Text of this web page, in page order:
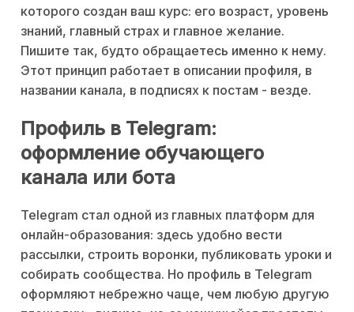
которого создан ваш курс: его возраст, уровень
знаний, главный страх и главное желание.
Пишите так, будто обращаетесь именно к нему.
Этот принцип работает в описании профиля, в
названии канала, в подписях к постам - везде.
Профиль в Telegram:
оформление обучающего
канала или бота
Telegram стал одной из главных платформ для
онлайн-образования: здесь удобно вести
рассылки, строить воронки, публиковать уроки и
собирать сообщества. Но профиль в Telegram
оформляют небрежно чаще, чем любую другую